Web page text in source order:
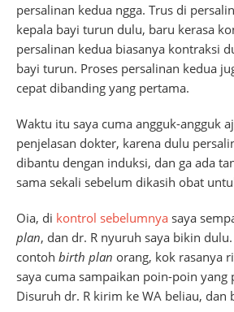
persalinan kedua ngga. Trus di
kepala bayi turun dulu, baru kerasa
persalinan kedua biasanya kontraksi
bayi turun. Proses persalinan kedua
cepat dibanding yang pertama.
Waktu itu saya cuma angguk-angguk
penjelasan dokter, karena dulu
dibantu dengan induksi, dan ga ada
sama sekali sebelum dikasih obat
Oia, di kontrol sebelumnya saya
plan, dan dr. R nyuruh saya bikin
contoh birth plan orang, kok rasanya
saya cuma sampaikan poin-poin yang
Disuruh dr. R kirim ke WA beliau, dan